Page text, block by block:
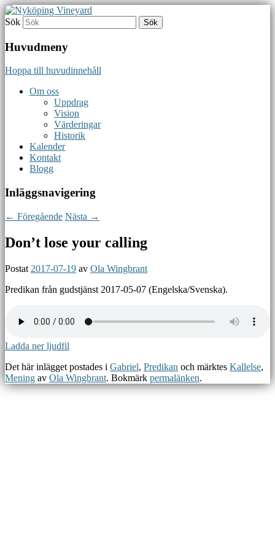
Nyköping Vineyard
MED VARANDRA – FÖR ANDRA – TILL
GUD
Sök
Huvudmeny
Hoppa till huvudinnehåll
Om oss
Uppdrag
Vision
Värderingar
Historik
Kalender
Kontakt
Blogg
Inläggsnavigering
← Föregående Nästa →
Don’t lose your calling
Postat 2017-07-19 av Ola Wingbrant
Predikan från gudstjänst 2017-05-07 (Engelska/Svenska).
Ladda ner ljudfil
Det här inlägget postades i Gabriel, Predikan och märktes Kallelse,
Mening av Ola Wingbrant. Bokmärk permalänken.